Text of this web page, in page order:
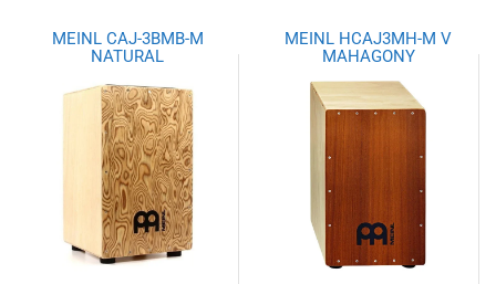
música con
Import Music
MEINL CAJ-3BMB-M
NATURAL
MEINL HCAJ3MH-M V
MAHAGONY